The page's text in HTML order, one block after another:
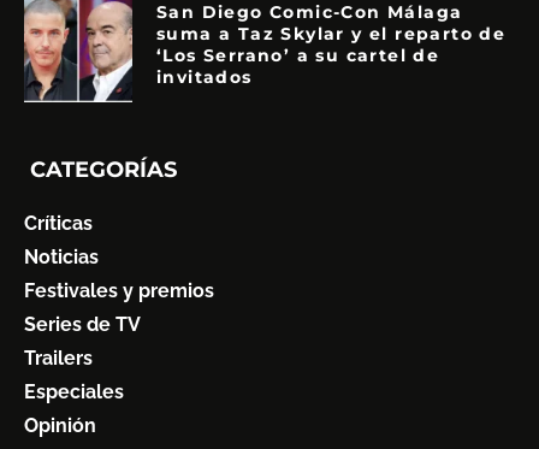
San Diego Comic-Con Málaga
suma a Taz Skylar y el reparto de
‘Los Serrano’ a su cartel de
invitados
CATEGORÍAS
Críticas
Noticias
Festivales y premios
Series de TV
Trailers
Especiales
Opinión